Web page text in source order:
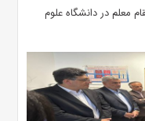
معلم در دانشگاه علوم